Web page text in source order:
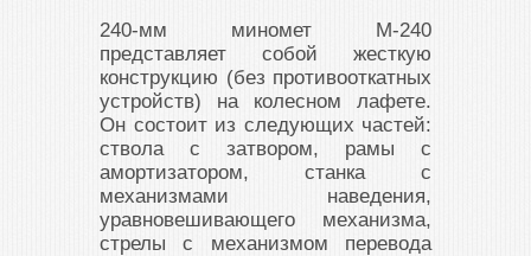
240-мм миномет М-240
представляет собой жесткую
конструкцию (без противооткатных
устройств) на колесном лафете.
Он состоит из следующих частей:
ствола с затвором, рамы с
амортизатором, станка с
механизмами наведения,
уравновешивающего механизма,
стрелы с механизмом перевода